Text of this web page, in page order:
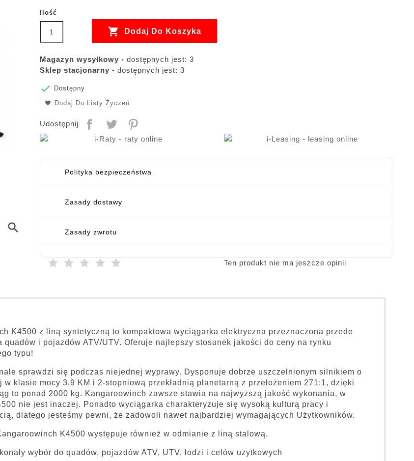
search
Ilość
 Dodaj Do Koszyka
Magazyn wysyłkowy - dostępnych jest: 3
Sklep stacjonarny - dostępnych jest: 3

Dostępny
Dodaj Do Listy Życzeń
Udostępnij
Polityka bezpieczeństwa
Zasady dostawy
Zasady zwrotu
Ten produkt nie ma jeszcze opinii
K4500 z liną syntetyczną to kompaktowa wyciągarka elektryczna przeznaczona przede
quadów i pojazdów ATV/UTV. Oferuje najlepszy stosunek jakości do ceny na rynku
typu!
sprawdzi się podczas niejednej wyprawy. Dysponuje dobrze uszczelnionym silnikiem o
w klasie mocy 3,9 KM i 2-stopniową przekładnią planetarną z przełożeniem 271:1, dzięki
to ponad 2000 kg. Kangaroowinch zawsze stawia na najwyższą jakość wykonania, w
nie jest inaczej. Ponadto wyciągarka charakteryzuje się wysoką kulturą pracy i
dlatego jesteśmy pewni, że zadowoli nawet najbardziej wymagających Użytkowników.
K4500 występuje również w odmianie z liną stalową.
wybór do quadów, pojazdów ATV, UTV, łodzi i celów uzytkowych